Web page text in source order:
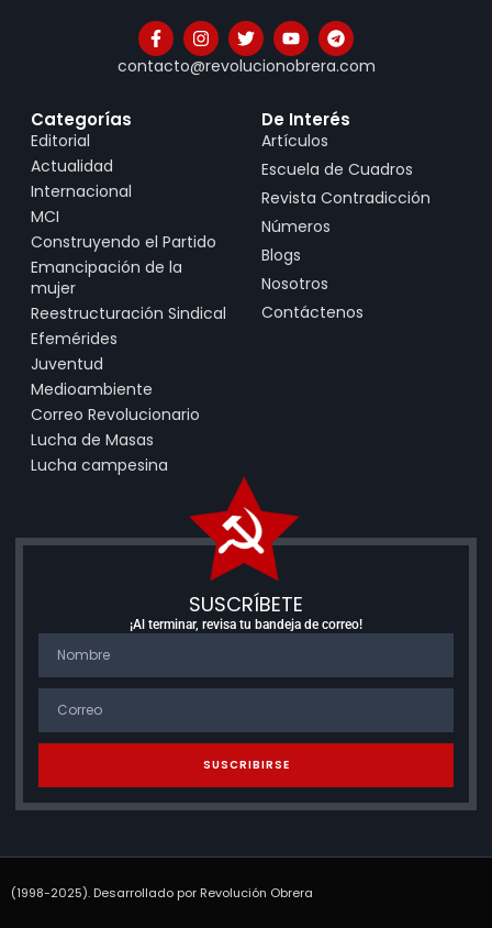
contacto@revolucionobrera.com
Categorías
Editorial
Actualidad
Internacional
MCI
Construyendo el Partido
Emancipación de la
mujer
Reestructuración Sindical
Efemérides
Juventud
Medioambiente
Correo Revolucionario
Lucha de Masas
Lucha campesina
De Interés
Artículos
Escuela de Cuadros
Revista Contradicción
Números
Blogs
Nosotros
Contáctenos
SUSCRÍBETE
¡Al terminar, revisa tu bandeja de correo!
SUSCRIBIRSE
(1998-2025). Desarrollado por Revolución Obrera